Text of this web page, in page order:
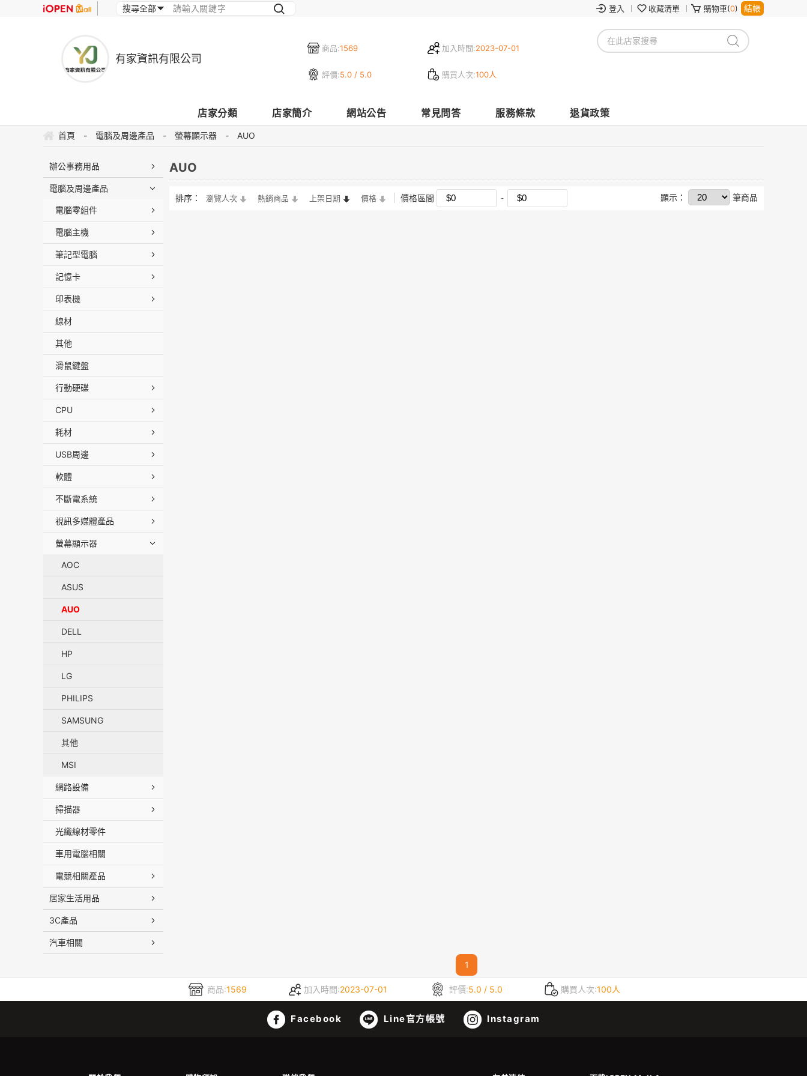
登入 收藏清單 購物車(0) 結帳
商品:1569 加入時間:2023-07-01
評價:5.0 / 5.0 購買人次:100人
有家資訊有限公司
店家分類 店家簡介 網站公告 常見問答 服務條款 退貨政策
首頁 - 電腦及周邊產品 - 螢幕顯示器 - AUO
辦公事務用品
電腦及周邊產品
電腦零組件
電腦主機
筆記型電腦
記憶卡
印表機
線材
其他
滑鼠鍵盤
行動硬碟
CPU
耗材
USB周邊
軟體
不斷電系統
視訊多媒體產品
螢幕顯示器
AOC
ASUS
AUO
DELL
HP
LG
PHILIPS
SAMSUNG
其他
MSI
網路設備
掃描器
光纖線材零件
車用電腦相關
電競相關產品
居家生活用品
3C產品
汽車相關
AUO
排序： 瀏覽人次 熱銷商品 上架日期 價格 價格區間 顯示： 筆商品
1
商品:1569 加入時間:2023-07-01 評價:5.0 / 5.0 購買人次:100人
Facebook Line官方帳號 Instagram